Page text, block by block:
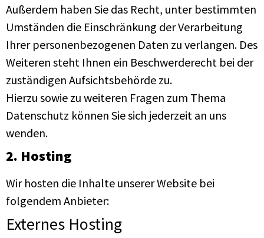
Außerdem haben Sie das Recht, unter bestimmten
Umständen die Einschränkung der Verarbeitung
Ihrer personenbezogenen Daten zu verlangen. Des
Weiteren steht Ihnen ein Beschwerderecht bei der
zuständigen Aufsichtsbehörde zu.
Hierzu sowie zu weiteren Fragen zum Thema
Datenschutz können Sie sich jederzeit an uns
wenden.
2. Hosting
Wir hosten die Inhalte unserer Website bei
folgendem Anbieter:
Externes Hosting